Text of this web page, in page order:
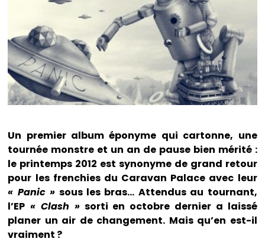
Un premier album éponyme qui cartonne, une
tournée monstre et un an de pause bien mérité :
le printemps 2012 est synonyme de grand retour
pour les frenchies du Caravan Palace avec leur
« Panic » sous les bras… Attendus au tournant,
l’EP « Clash »sorti en octobre dernier a laissé
planer un air de changement. Mais qu’en est-il
vraiment ?